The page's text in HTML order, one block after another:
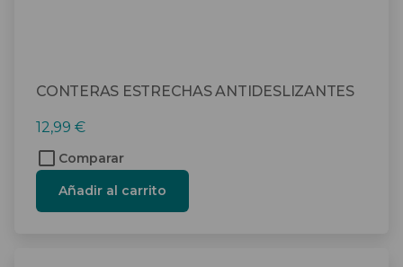
CONTERAS ESTRECHAS ANTIDESLIZANTES
12,99 €
Comparar
Añadir al carrito